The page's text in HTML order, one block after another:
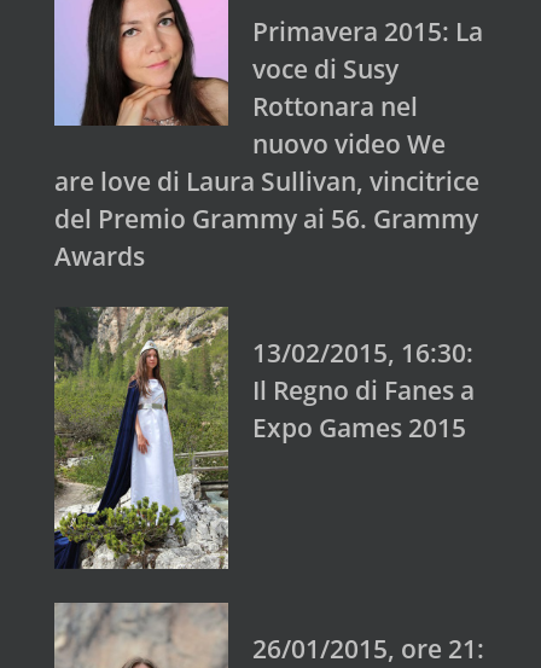
Primavera 2015: La
voce di Susy
Rottonara nel
nuovo video We
are love di Laura Sullivan, vincitrice
del Premio Grammy ai 56. Grammy
Awards
13/02/2015, 16:30:
Il Regno di Fanes a
Expo Games 2015
26/01/2015, ore 21: